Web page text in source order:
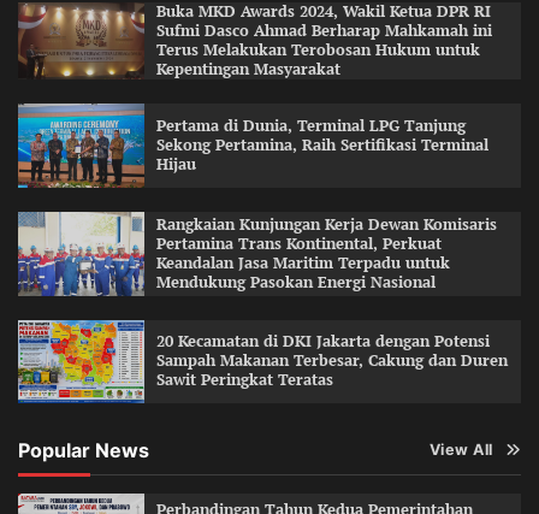
Buka MKD Awards 2024, Wakil Ketua DPR RI
Sufmi Dasco Ahmad Berharap Mahkamah ini
Terus Melakukan Terobosan Hukum untuk
Kepentingan Masyarakat
Pertama di Dunia, Terminal LPG Tanjung
Sekong Pertamina, Raih Sertifikasi Terminal
Hijau
Rangkaian Kunjungan Kerja Dewan Komisaris
Pertamina Trans Kontinental, Perkuat
Keandalan Jasa Maritim Terpadu untuk
Mendukung Pasokan Energi Nasional
20 Kecamatan di DKI Jakarta dengan Potensi
Sampah Makanan Terbesar, Cakung dan Duren
Sawit Peringkat Teratas
Popular News View All
Perbandingan Tahun Kedua Pemerintahan